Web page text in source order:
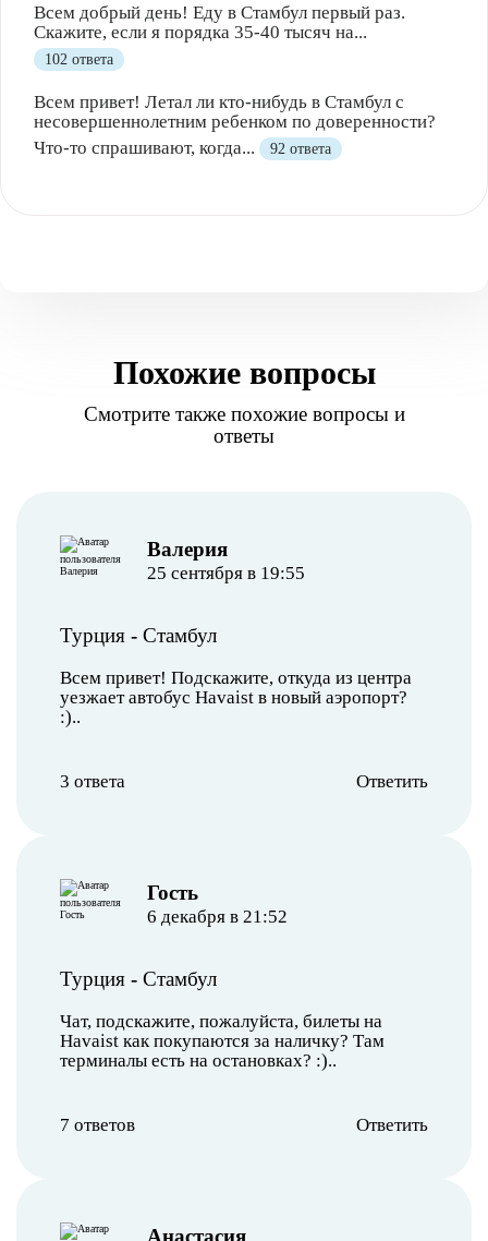
Всем добрый день! Еду в Стамбул первый раз.
Скажите, если я порядка 35-40 тысяч на...
102 ответа
Всем привет! Летал ли кто-нибудь в Стамбул с
несовершеннолетним ребенком по доверенности?
Что-то спрашивают, когда...
92 ответа
Похожие вопросы
Смотрите также похожие вопросы и
ответы
Валерия
25 сентября в 19:55
Турция - Стамбул
Всем привет! Подскажите, откуда из центра
уезжает автобус Havaist в новый аэропорт?
:)..
3 ответа Ответить
︎Гость
6 декабря в 21:52
Турция - Стамбул
Чат, подскажите, пожалуйста, билеты на
Havaist как покупаются за наличку? Там
терминалы есть на остановках? :)..
7 ответов Ответить
Анастасия